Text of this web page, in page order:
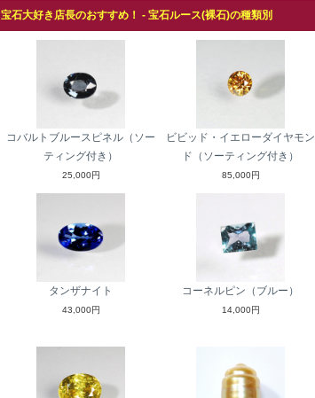
宝石大好き店長のおすすめ！ - 宝石ルース(裸石)の種類別
コバルトブルースピネル（ソー
ティング付き）
25,000円
ビビッド・イエローダイヤモン
ド（ソーティング付き）
85,000円
タンザナイト
43,000円
コーネルピン（ブルー）
14,000円